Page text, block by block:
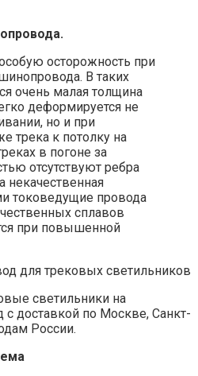
осторожность при
В таких
очень малая толщина
деформируется не
но и при
трека к потолку на
в погоне за
отсутствуют ребра
некачественная
токоведущие провода
сплавов
при повышенной
светильники на
доставкой по Москве, Санкт-
России.